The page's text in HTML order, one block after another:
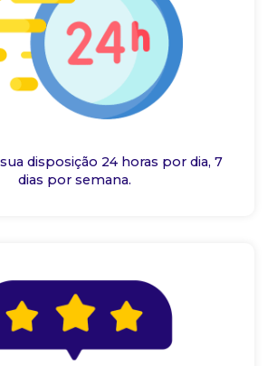
disposição 24 horas por dia, 7
dias por semana.